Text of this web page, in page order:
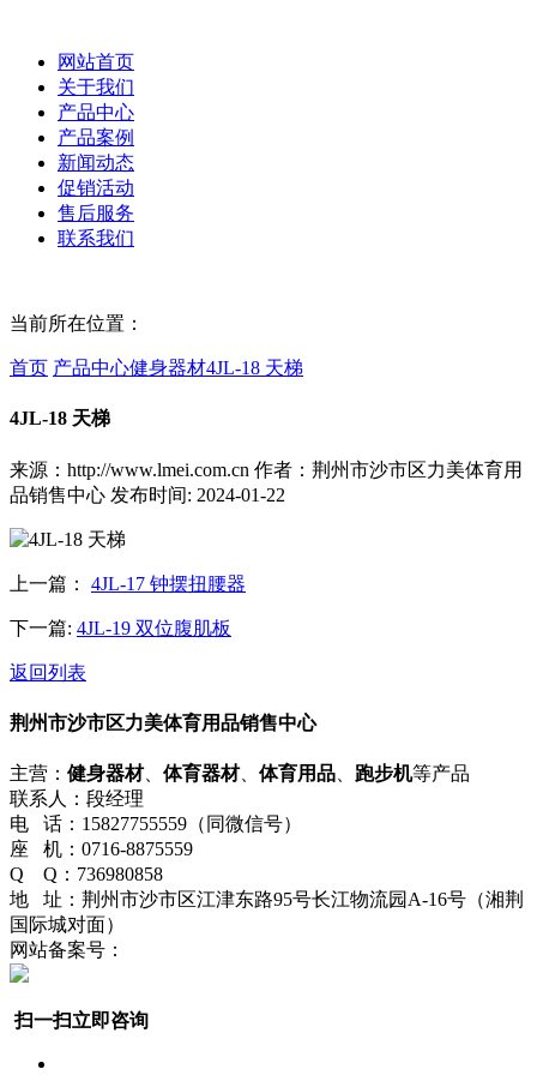
网站首页
关于我们
产品中心
产品案例
新闻动态
促销活动
售后服务
联系我们
当前所在位置：
首页 产品中心健身器材4JL-18 天梯
4JL-18 天梯
来源：http://www.lmei.com.cn 作者：荆州市沙市区力美体育用
品销售中心 发布时间: 2024-01-22
上一篇： 4JL-17 钟摆扭腰器
下一篇: 4JL-19 双位腹肌板
返回列表
荆州市沙市区力美体育用品销售中心
主营： 健身器材、 体育器材、 体育用品 跑步机等产品
联系人：段经理
电 话：15827755559（同微信号）
座 机：0716-8875559
Q Q：736980858
地 址：荆州市沙市区江津东路95号长江物流园A-16号（湘荆
国际城对面）
网站备案号：
扫一扫立即咨询